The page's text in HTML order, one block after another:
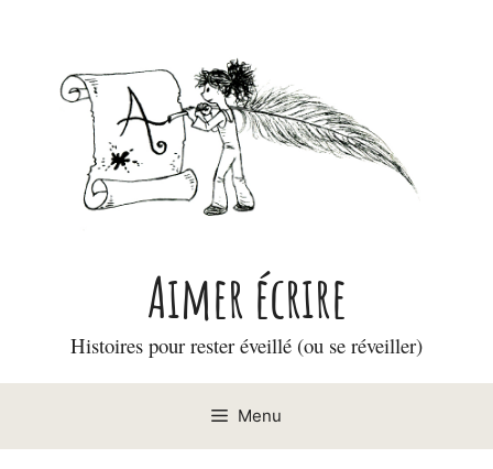
Aimer écrire
Histoires pour rester éveillé (ou se réveiller)
Menu